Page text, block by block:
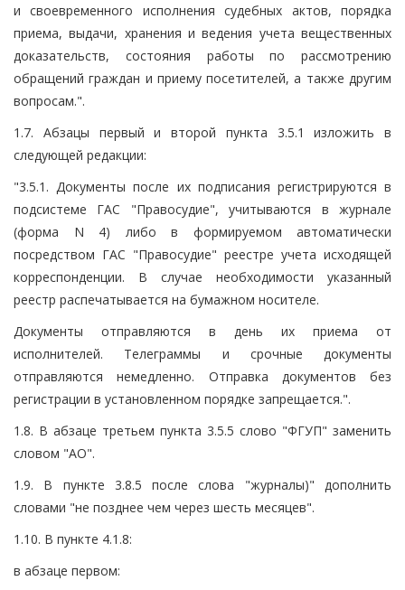
и своевременного исполнения судебных актов, порядка
приема, выдачи, хранения и ведения учета вещественных
доказательств, состояния работы по рассмотрению
обращений граждан и приему посетителей, а также другим
вопросам.".
1.7. Абзацы первый и второй пункта 3.5.1 изложить в
следующей редакции:
"3.5.1. Документы после их подписания регистрируются в
подсистеме ГАС "Правосудие", учитываются в журнале
(форма N 4) либо в формируемом автоматически
посредством ГАС "Правосудие" реестре учета исходящей
корреспонденции. В случае необходимости указанный
реестр распечатывается на бумажном носителе.
Документы отправляются в день их приема от
исполнителей. Телеграммы и срочные документы
отправляются немедленно. Отправка документов без
регистрации в установленном порядке запрещается.".
1.8. В абзаце третьем пункта 3.5.5 слово "ФГУП" заменить
словом "АО".
1.9. В пункте 3.8.5 после слова "журналы)" дополнить
словами "не позднее чем через шесть месяцев".
1.10. В пункте 4.1.8:
в абзаце первом: